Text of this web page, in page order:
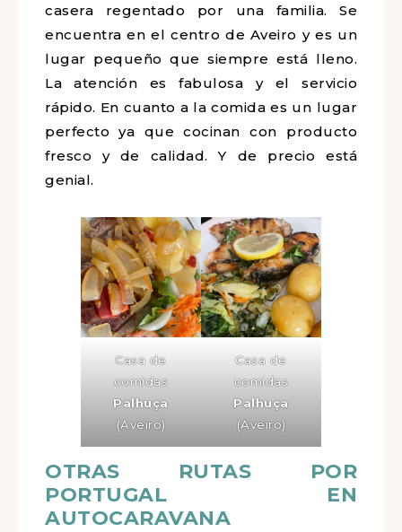
casera regentado por una familia. Se
encuentra en el centro de Aveiro y es un
lugar pequeño que siempre está lleno.
La atención es fabulosa y el servicio
rápido. En cuanto a la comida es un lugar
perfecto ya que cocinan con producto
fresco y de calidad. Y de precio está
genial.
Casa de
comidas
Palhuça
(Aveiro)
Casa de
comidas
Palhuça
(Aveiro)
OTRAS RUTAS POR
PORTUGAL EN
AUTOCARAVANA